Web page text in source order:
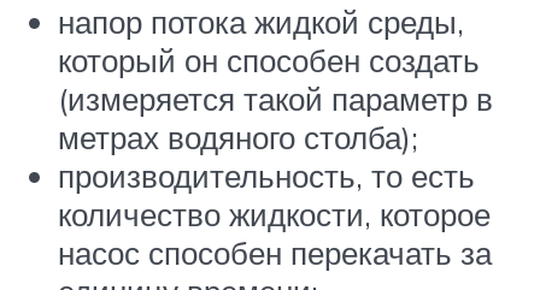
напор потока жидкой среды,
который он способен создать
(измеряется такой параметр в
метрах водяного столба);
производительность, то есть
количество жидкости, которое
насос способен перекачать за